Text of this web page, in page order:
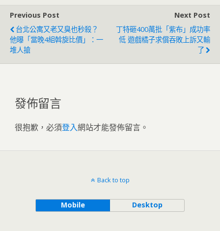
Previous Post
台北公寓又老又臭也秒殺？
他曝「當晚4組斡旋比價」：一
堆人搶
Next Post
丁特砸400萬批「紫布」成功率
低 遊戲橘子求償吞敗上訴又輸
了
發佈留言
很抱歉，必須登入網站才能發佈留言。
Back to top
Mobile Desktop